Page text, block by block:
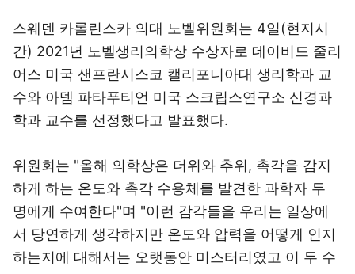
스웨덴 카롤린스카 의대 노벨위원회는 4일(현지시
간) 2021년 노벨생리의학상 수상자로 데이비드 줄리
어스 미국 샌프란시스코 캘리포니아대 생리학과 교
수와 아뎀 파타푸티언 미국 스크립스연구소 신경과
학과 교수를 선정했다고 발표했다.
위원회는 "올해 의학상은 더위와 추위, 촉각을 감지
하게 하는 온도와 촉각 수용체를 발견한 과학자 두
명에게 수여한다"며 "이런 감각들을 우리는 일상에
서 당연하게 생각하지만 온도와 압력을 어떻게 인지
하는지에 대해서는 오랫동안 미스터리였고 이 두 수